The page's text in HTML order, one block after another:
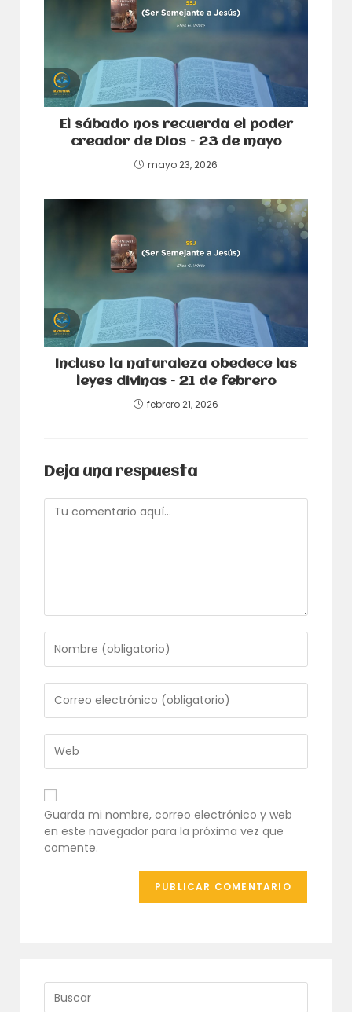
El sábado nos recuerda el poder
creador de Dios – 23 de mayo
mayo 23, 2026
Incluso la naturaleza obedece las
leyes divinas – 21 de febrero
febrero 21, 2026
Deja una respuesta
Comentario
tu
nombre
o
nombre
de
usuario
para
comentar
tu
dirección
de
correo
electrónico
para
comentar
URL
de
tu
web
(opcional)
Guarda mi nombre, correo electrónico y web
en este navegador para la próxima vez que
comente.